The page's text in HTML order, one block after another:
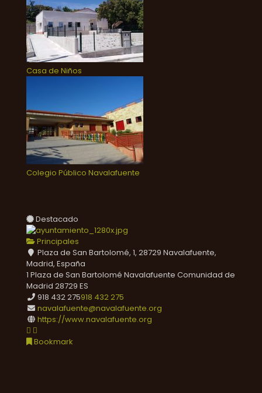
Casa de Niños
Colegio Público Navalafuente
Destacado
Principales
Plaza de San Bartolomé, 1, 28729 Navalafuente,
Madrid, España
1 Plaza de San Bartolomé Navalafuente Comunidad de
Madrid 28729 ES
918 432 275918 432 275
navalafuente@navalafuente.org
https://www.navalafuente.org
Bookmark